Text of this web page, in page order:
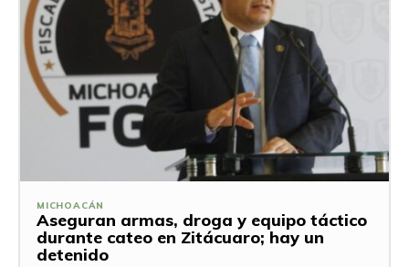
MICHOACÁN
Aseguran armas, droga y equipo táctico
durante cateo en Zitácuaro; hay un
detenido